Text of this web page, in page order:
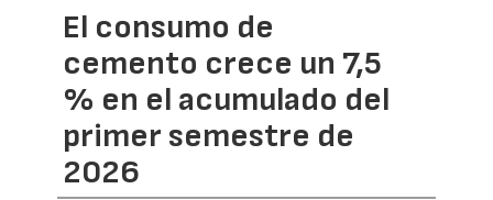
El consumo de
cemento crece un 7,5
% en el acumulado del
primer semestre de
2026